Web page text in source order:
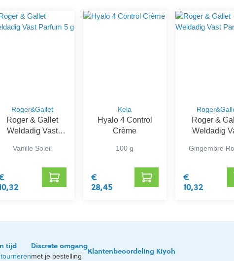
Roger&Gallet
Roger & Gallet
Weldadig Vast
Vanille Soleil
Kela
Hyalo 4 Control
Crème
100 g
€
28,45
Roger &
Weldadig
Gingembre
€
10,32
tijd Discrete omgang
met je bestelling
Klantenbeoordeling Kiyoh